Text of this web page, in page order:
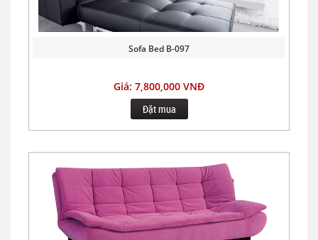
Sofa Bed B-097
Giá: 7,800,000 VNĐ
Đặt mua